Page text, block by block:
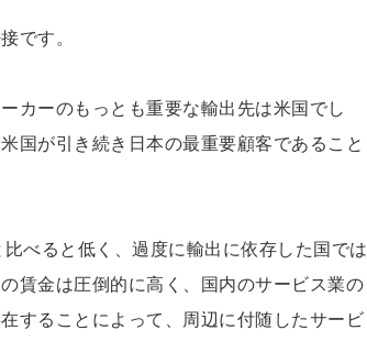
です。
カーのもっとも重要な輸出先は米国でし
国が引き続き日本の最重要顧客であること
べると低く、過度に輸出に依存した国では
賃金は圧倒的に高く、国内のサービス業の
することによって、周辺に付随したサービ